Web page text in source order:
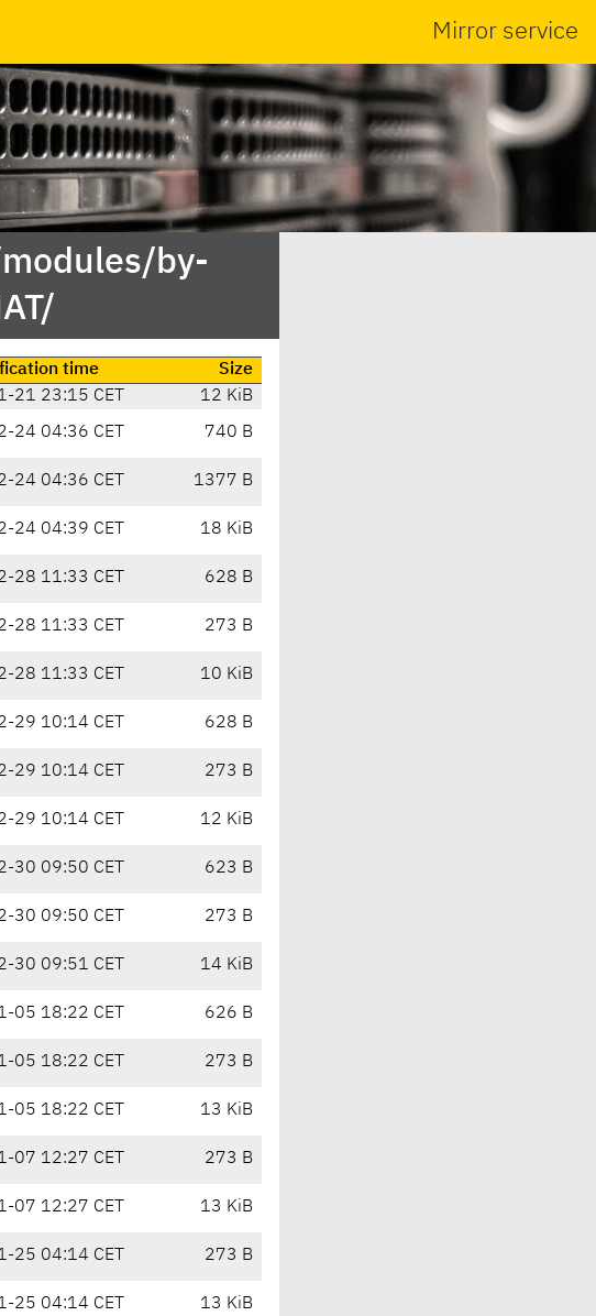
Mirror service
by-
time
Size
21 23:15 CET
12 KiB
24 04:36 CET 740 B
24 04:36 CET 1377 B
24 04:39 CET 18 KiB
28 11:33 CET 628 B
28 11:33 CET 273 B
28 11:33 CET 10 KiB
29 10:14 CET 628 B
29 10:14 CET 273 B
29 10:14 CET 12 KiB
30 09:50 CET 623 B
30 09:50 CET 273 B
30 09:51 CET 14 KiB
05 18:22 CET 626 B
05 18:22 CET 273 B
05 18:22 CET 13 KiB
07 12:27 CET 273 B
07 12:27 CET 13 KiB
25 04:14 CET 273 B
25 04:14 CET 13 KiB